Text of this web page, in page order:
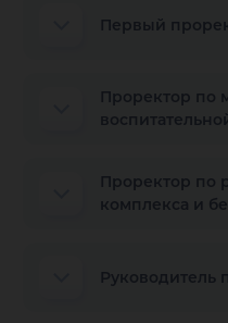
Первый
Проректор по
Проректор по
комплекса и
Руководитель